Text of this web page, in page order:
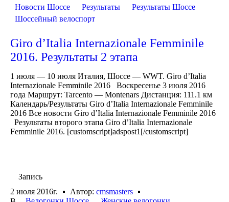
Новости Шоссе Результаты
Результаты Шоссе
Шоссейный велоспорт
Giro d’Italia Internazionale Femminile
2016. Результаты 2 этапа
1 июля — 10 июля Италия, Шоссе — WWT. Giro d’Italia
Internazionale Femminile 2016 Воскресенье 3 июля 2016
года Маршрут: Tarcento — Montenars Дистанция: 111.1 км
Календарь/Результаты Giro d’Italia Internazionale Femminile
2016 Все новости Giro d’Italia Internazionale Femminile 2016
Результаты второго этапа Giro d’Italia Internazionale
Femminile 2016. [customscript]adspost1[/customscript]
Запись
2 июля 2016г.
Автор: cmsmasters